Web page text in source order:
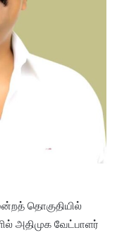
தொகுதியில்
அதிமுக வேட்பாளர்